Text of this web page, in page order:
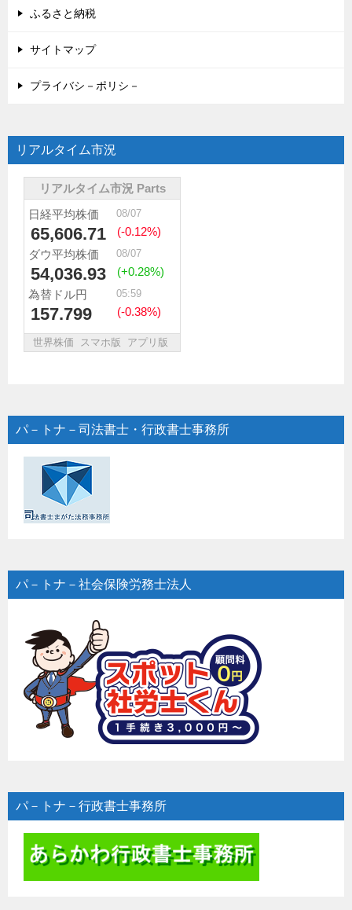
ふるさと納税
サイトマップ
プライバシ－ポリシ－
リアルタイム市況
パ－トナ－司法書士・行政書士事務所
パ－トナ－社会保険労務士法人
パ－トナ－行政書士事務所